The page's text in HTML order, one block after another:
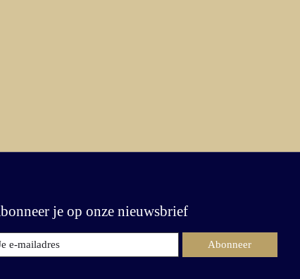
je op onze nieuwsbrief
Abonneer